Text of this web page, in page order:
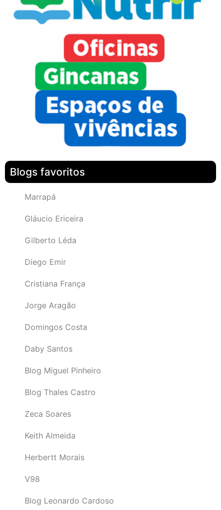
Blogs favoritos
Marrapá
Gláucio Ericeira
Gilberto Léda
Diego Emir
Cristiana França
Jorge Aragão
Domingos Costa
Daby Santos
Blog Miguel Pinheiro
Blog Thales Castro
Zeca Soares
Keith Almeida
Herbertt Morais
V98
Blog Leonardo Cardoso